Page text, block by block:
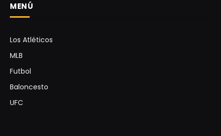
MENÚ
Los Atléticos
MLB
Futbol
Baloncesto
UFC